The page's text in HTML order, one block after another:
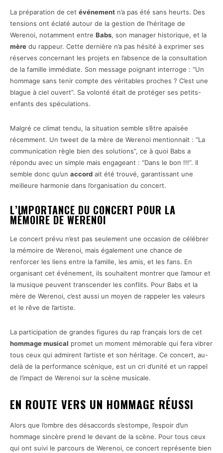
La préparation de cet événement n’a pas été sans heurts. Des
tensions ont éclaté autour de la gestion de l’héritage de
Werenoi, notamment entre Babs, son manager historique, et la
mère du rappeur. Cette dernière n’a pas hésité à exprimer ses
réserves concernant les projets en l’absence de la consultation
de la famille immédiate. Son message poignant interroge : “Un
hommage sans tenir compte des véritables proches ? C’est une
blague à ciel ouvert”. Sa volonté était de protéger ses petits-
enfants des spéculations.
Malgré ce climat tendu, la situation semble s’être apaisée
récemment. Un tweet de la mère de Werenoi mentionnait : “La
communication règle bien des solutions”, ce à quoi Babs a
répondu avec un simple mais engageant : “Dans le bon !!!”. Il
semble donc qu’un accord ait été trouvé, garantissant une
meilleure harmonie dans l’organisation du concert.
L’IMPORTANCE DU CONCERT POUR LA
MÉMOIRE DE WERENOI
Le concert prévu n’est pas seulement une occasion de célébrer
la mémoire de Werenoi, mais également une chance de
renforcer les liens entre la famille, les amis, et les fans. En
organisant cet événement, ils souhaitent montrer que l’amour et
la musique peuvent transcender les conflits. Pour Babs et la
mère de Werenoi, c’est aussi un moyen de rappeler les valeurs
et le rêve de l’artiste.
La participation de grandes figures du rap français lors de cet
hommage musical promet un moment mémorable qui fera vibrer
tous ceux qui admirent l’artiste et son héritage. Ce concert, au-
delà de la performance scénique, est un cri d’unité et un rappel
de l’impact de Werenoi sur la scène musicale.
EN ROUTE VERS UN HOMMAGE RÉUSSI
Alors que l’ombre des désaccords s’estompe, l’espoir d’un
hommage sincère prend le devant de la scène. Pour tous ceux
qui ont suivi le parcours de Werenoi, ce concert représente bien